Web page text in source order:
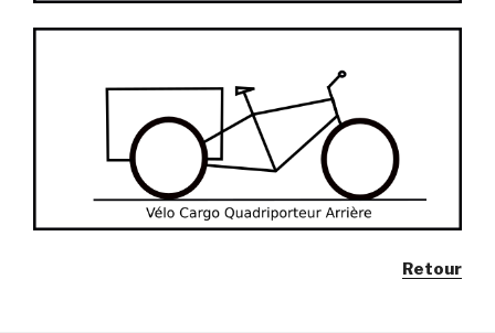
Retour